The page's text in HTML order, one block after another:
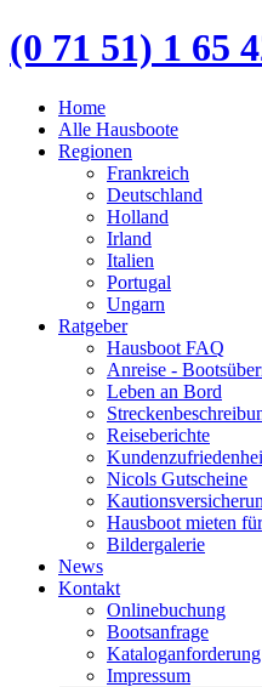
(0 71 51) 1 65
Home
Alle Hausboote
Regionen
Frankreich
Deutschland
Holland
Irland
Italien
Portugal
Ungarn
Ratgeber
Hausboot FAQ
Anreise -
Leben an Bord
Reiseberichte
Nicols Gutscheine
Hausboot mieten
Bildergalerie
News
Kontakt
Onlinebuchung
Bootsanfrage
Kataloganforderung
Impressum